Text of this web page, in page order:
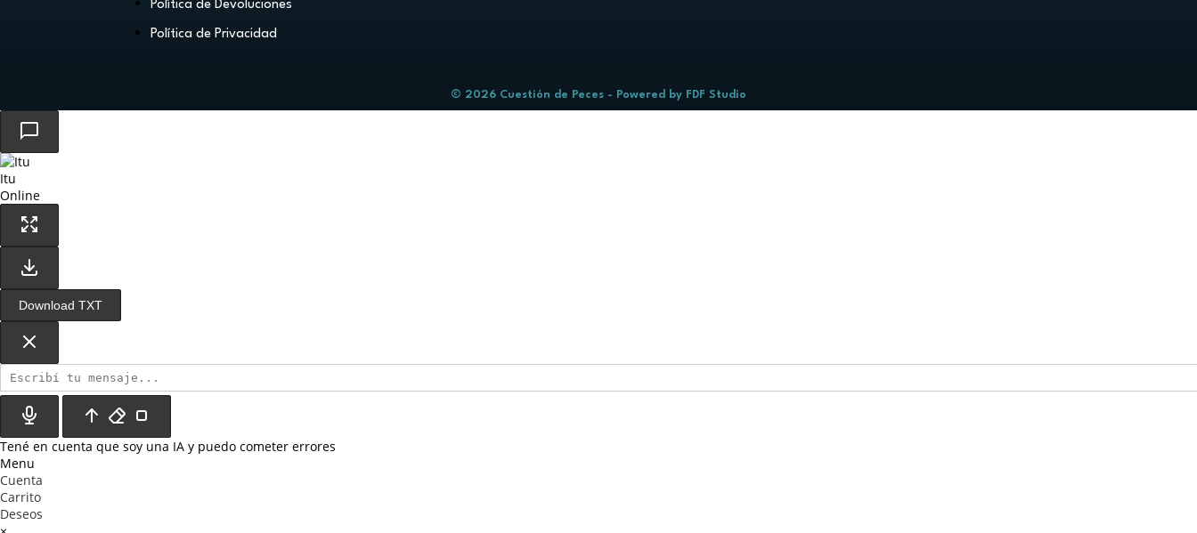
Política de Devoluciones
Política de Privacidad
© 2026 Cuestión de Peces - Powered by FDF Studio
Itu
Online
Download TXT
Tené en cuenta que soy una IA y puedo cometer errores
Menu
Cuenta
Carrito
Deseos